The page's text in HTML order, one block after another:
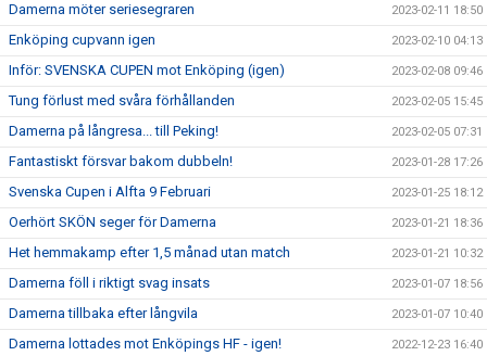
Damerna möter seriesegraren 2023-02-11 18:50
Enköping cupvann igen 2023-02-10 04:13
Inför: SVENSKA CUPEN mot Enköping (igen) 2023-02-08 09:46
Tung förlust med svåra förhållanden 2023-02-05 15:45
Damerna på långresa... till Peking! 2023-02-05 07:31
Fantastiskt försvar bakom dubbeln! 2023-01-28 17:26
Svenska Cupen i Alfta 9 Februari 2023-01-25 18:12
Oerhört SKÖN seger för Damerna 2023-01-21 18:36
Het hemmakamp efter 1,5 månad utan match 2023-01-21 10:32
Damerna föll i riktigt svag insats 2023-01-07 18:56
Damerna tillbaka efter långvila 2023-01-07 10:40
Damerna lottades mot Enköpings HF - igen! 2022-12-23 16:40